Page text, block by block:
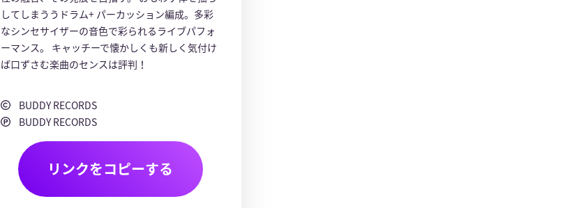
してしまううドラム+ パーカッション編成。多彩
なシンセサイザーの音色で彩られるライブパフォ
ーマンス。 キャッチーで懐かしくも新しく気付け
ば口ずさむ楽曲のセンスは評判！
BUDDY RECORDS
BUDDY RECORDS
リンクをコピーする